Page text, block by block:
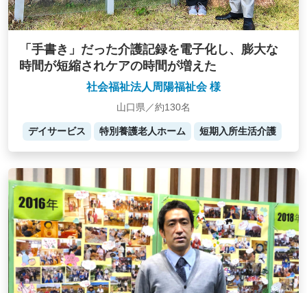
「手書き」だった介護記録を電子化し、膨大な
時間が短縮されケアの時間が増えた
社会福祉法人周陽福祉会 様
山口県／約130名
デイサービス 特別養護老人ホーム 短期入所生活介護